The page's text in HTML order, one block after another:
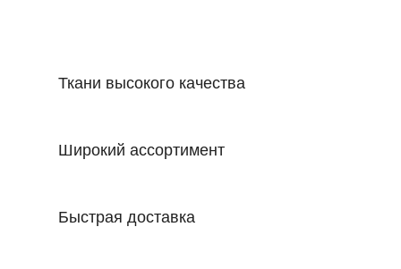
Ткани высокого качества
Широкий ассортимент
Быстрая доставка